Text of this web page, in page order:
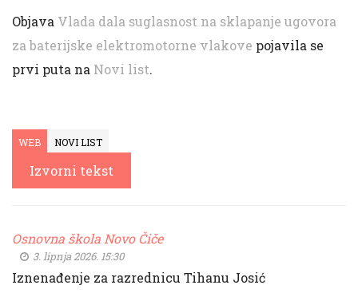
Objava Vlada dala suglasnost na sklapanje ugovora
za baterijske elektromotorne vlakove pojavila se
prvi puta na Novi list.
WEB NOVI LIST
Izvorni tekst
Osnovna škola Novo Čiče
3. lipnja 2026. 15:30
Iznenađenje za razrednicu Tihanu Josić